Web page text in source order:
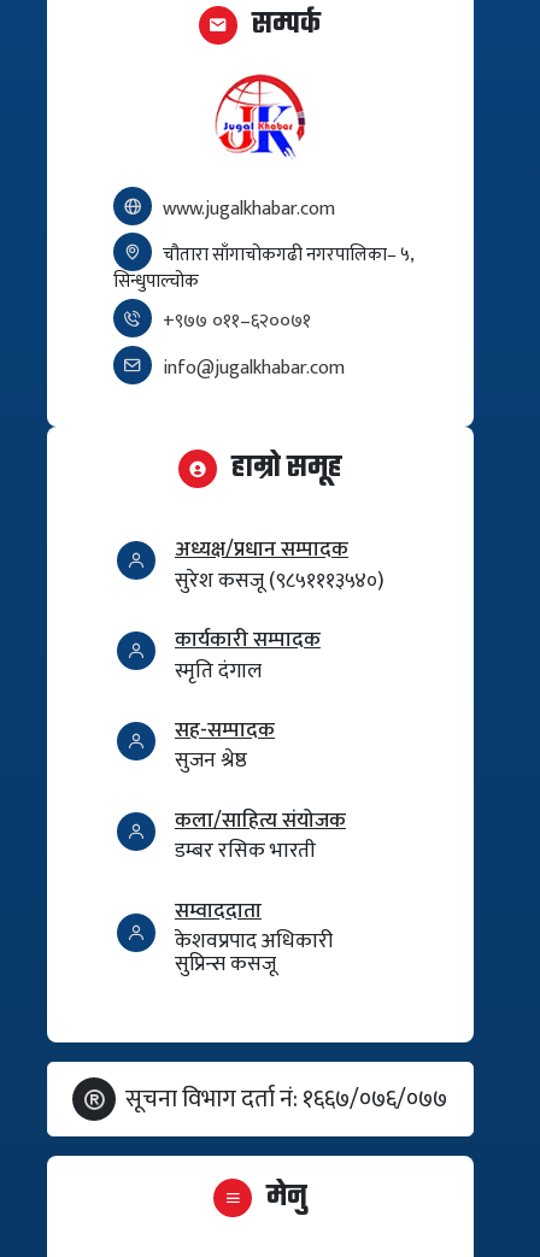
सम्पर्क
www.jugalkhabar.com
चौतारा साँगाचोकगढी नगरपालिका– ५,
सिन्धुपाल्चोक
+९७७ ०११–६२००७१
info@jugalkhabar.com
हाम्रो समूह
अध्यक्ष/प्रधान सम्पादक
सुरेश कसजू (९८५१११३५४०)
कार्यकारी सम्पादक
स्मृति दंगाल
सह-सम्पादक
सुजन श्रेष्ठ
कला/साहित्य संयोजक
डम्बर रसिक भारती
सम्वाददाता
केशवप्रपाद अधिकारी
सुप्रिन्स कसजू
सूचना विभाग दर्ता नं: १६६७/०७६/०७७
मेनु